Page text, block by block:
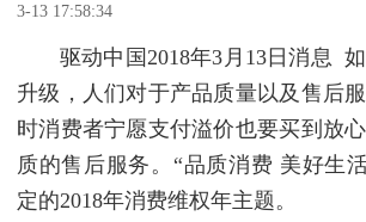
3-13 17:58:34
驱动中国2018年3月13日消息
升级，人们对于产品质量以及售后
时消费者宁愿支付溢价也要买到放
质的售后服务。“品质消费 美好生
定的2018年消费维权年主题。